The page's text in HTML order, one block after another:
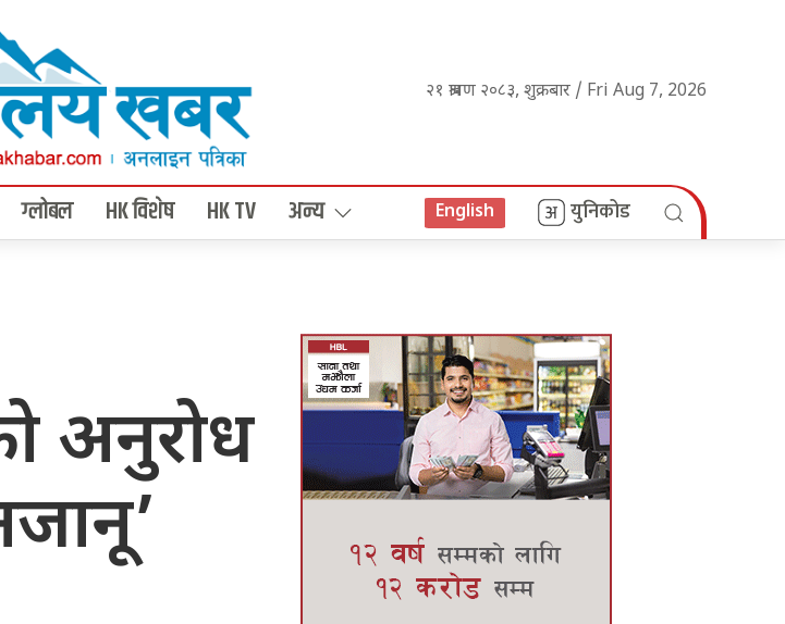
२१ श्रावण २०८३, शुक्रबार / Fri Aug 7, 2026
ग्लोबल HK विशेष HK TV अन्य English युनिकोड
अनुरोध